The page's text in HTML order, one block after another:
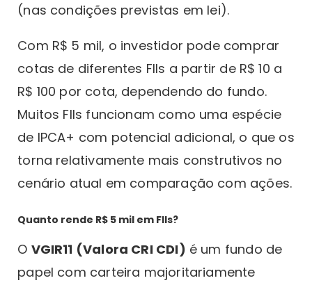
(nas condições previstas em lei).
Com R$ 5 mil, o investidor pode comprar
cotas de diferentes FIIs a partir de R$ 10 a
R$ 100 por cota, dependendo do fundo.
Muitos FIIs funcionam como uma espécie
de IPCA+ com potencial adicional, o que os
torna relativamente mais construtivos no
cenário atual em comparação com ações.
Quanto rende R$ 5 mil em FIIs?
O VGIR11 (Valora CRI CDI) é um fundo de
papel com carteira majoritariamente